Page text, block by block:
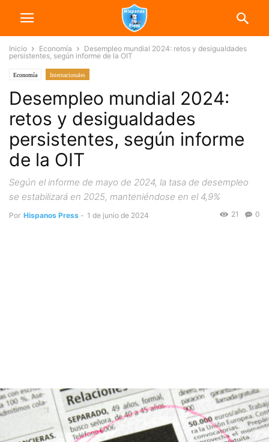
Inicio Economía
Desempleo mundial 2024: retos y desigualdades
persistentes, según informe de la OIT
Economía Internacionales
Desempleo mundial 2024:
retos y desigualdades
persistentes, según informe
de la OIT
Según el informe de mayo de 2024, la tasa de desempleo
se estabilizará en 2025, manteniéndose en el 4,9%
Por Hispanos Press - 1 de junio de 2024 0
21